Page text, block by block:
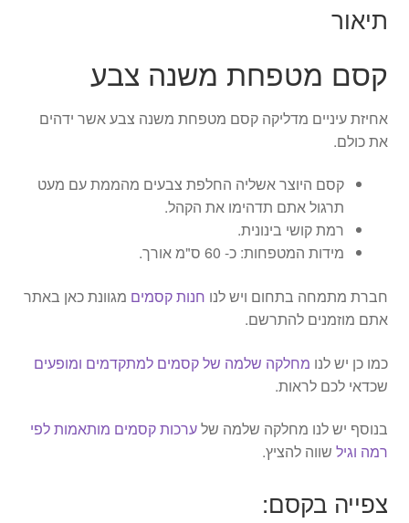
תיאור
קסם מטפחת משנה צבע
אחיזת עיניים מדליקה קסם מטפחת משנה צבע אשר ידהים
את כולם.
קסם היוצר אשליה החלפת צבעים מהממת עם מעט
תרגול אתם תדהימו את הקהל.
רמת קושי בינונית.
מידות המטפחות: כ- 60 ס"מ אורך.
חברת מתמחה בתחום ויש לנו חנות קסמים מגוונת כאן באתר
אתם מוזמנים להתרשם.
כמו כן יש לנו מחלקה שלמה של קסמים למתקדמים ומופעים
שכדאי לכם לראות.
בנוסף יש לנו מחלקה שלמה שלערכות קסמים מותאמות לפי
רמה וגילשווה להציץ.
צפייה בקסם: